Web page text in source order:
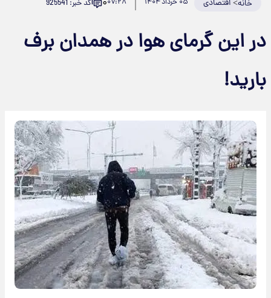
خانه>اقتصادی ۰۵ خرداد ۱۴۰۴ ۰۷:۲۸۰ کد خبر: 925541
در این گرمای هوا در همدان برف
بارید!